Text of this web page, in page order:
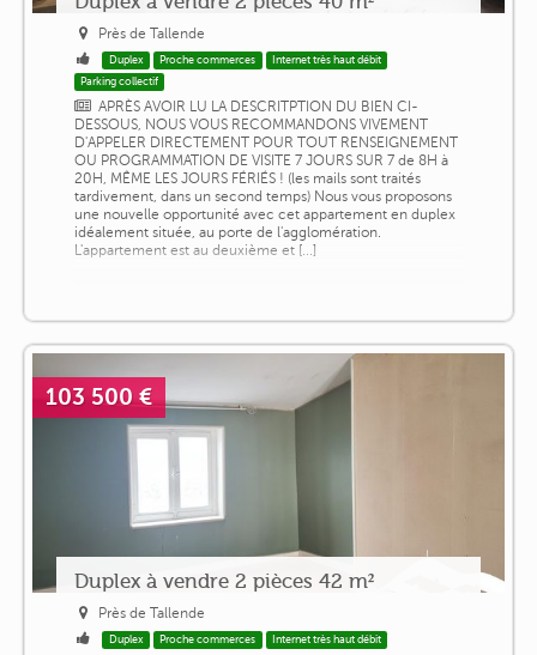
Près de Tallende
Duplex Proche commerces
Internet très haut débit
Parking collectif
APRÈS AVOIR LU LA DESCRITPTION DU BIEN CI-
DESSOUS, NOUS VOUS RECOMMANDONS VIVEMENT
D'APPELER DIRECTEMENT POUR TOUT RENSEIGNEMENT
OU PROGRAMMATION DE VISITE 7 JOURS SUR 7 de 8H à
20H, MÊME LES JOURS FÉRIÉS ! (les mails sont traités
tardivement, dans un second temps) Nous vous proposons
une nouvelle opportunité avec cet appartement en duplex
idéalement située, au porte de l'agglomération.
L'appartement est au deuxième et [...]
103 500 €
Duplex à vendre 2 pièces 42 m²
Près de Tallende
Duplex Proche commerces Internet très haut débit